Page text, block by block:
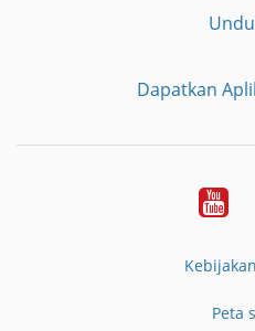
Dapatkan
Peta